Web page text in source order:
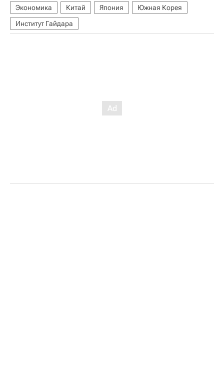
Экономика Китай Япония
Южная Корея
Институт Гайдара